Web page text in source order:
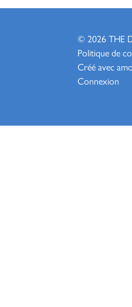
© 2026THE
Politique de
Créé avec
Connexion